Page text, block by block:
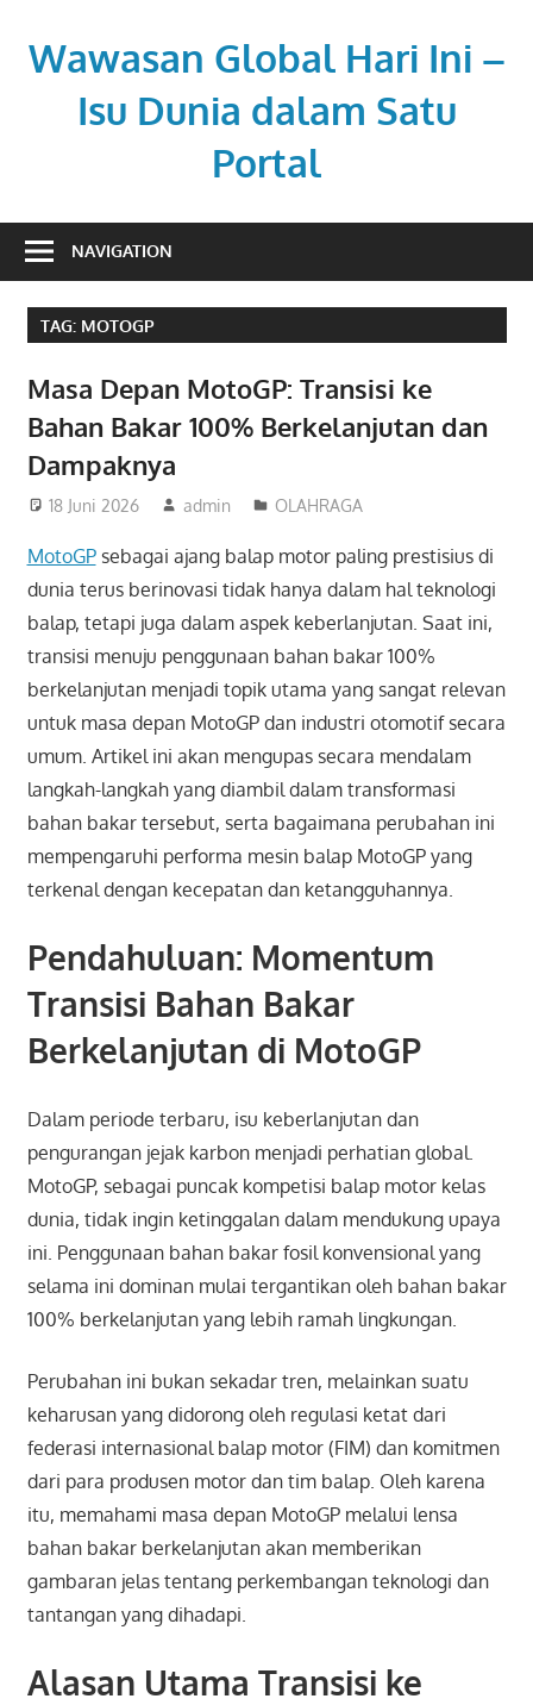
contentWawasan Global Hari Ini –
Isu Dunia dalam Satu
Portal
pemahaman
tengah
dinamika
NAVIGATION
TAG: MOTOGP
Masa Depan MotoGP: Transisi ke
Bahan Bakar 100% Berkelanjutan dan
Dampaknya
18 Juni 2026 admin OLAHRAGA
MotoGPsebagai ajang balap motor paling prestisius di
dunia terus berinovasi tidak hanya dalam hal teknologi
balap, tetapi juga dalam aspek keberlanjutan. Saat ini,
transisi menuju penggunaan bahan bakar 100%
berkelanjutan menjadi topik utama yang sangat relevan
untuk masa depan MotoGP dan industri otomotif secara
umum. Artikel ini akan mengupas secara mendalam
langkah-langkah yang diambil dalam transformasi
bahan bakar tersebut, serta bagaimana perubahan ini
mempengaruhi performa mesin balap MotoGP yang
terkenal dengan kecepatan dan ketangguhannya.
Pendahuluan: Momentum
Transisi Bahan Bakar
Berkelanjutan di MotoGP
Dalam periode terbaru, isu keberlanjutan dan
pengurangan jejak karbon menjadi perhatian global.
MotoGP, sebagai puncak kompetisi balap motor kelas
dunia, tidak ingin ketinggalan dalam mendukung upaya
ini. Penggunaan bahan bakar fosil konvensional yang
selama ini dominan mulai tergantikan oleh bahan bakar
100% berkelanjutan yang lebih ramah lingkungan.
Perubahan ini bukan sekadar tren, melainkan suatu
keharusan yang didorong oleh regulasi ketat dari
federasi internasional balap motor (FIM) dan komitmen
dari para produsen motor dan tim balap. Oleh karena
itu, memahami masa depan MotoGP melalui lensa
bahan bakar berkelanjutan akan memberikan
gambaran jelas tentang perkembangan teknologi dan
tantangan yang dihadapi.
Alasan Utama Transisi ke